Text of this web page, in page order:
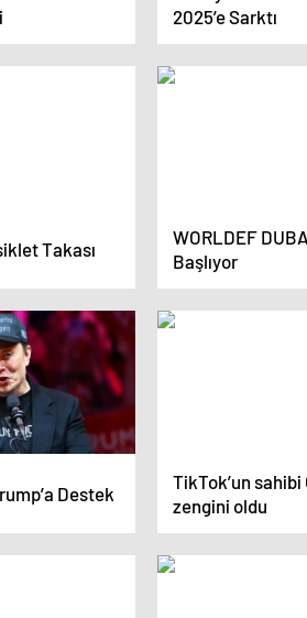
2025’e Sarktı
Takası
WORLDEF
Başlıyor
Destek
TikTok’un sahibi
zengini oldu